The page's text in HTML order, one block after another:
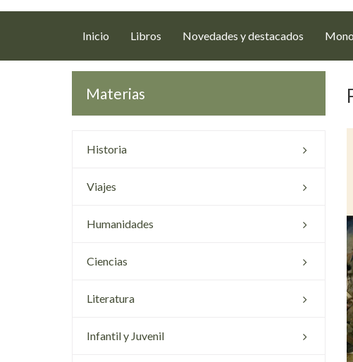
Inicio (current)
Libros Novedades y destacados
Materias
Historia
Viajes
Humanidades
Ciencias
Literatura
Infantil y Juvenil